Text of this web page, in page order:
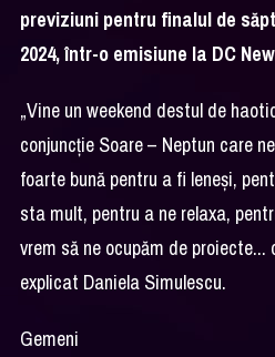
previziuni pentru finalul de
2024, într-o emisiune la DC
„Vine un weekend destul de
conjuncție Soare – Neptun care
foarte bună pentru a fi leneși,
sta mult, pentru a ne relaxa,
vrem să ne ocupăm de
explicat Daniela Simulescu.
Gemeni